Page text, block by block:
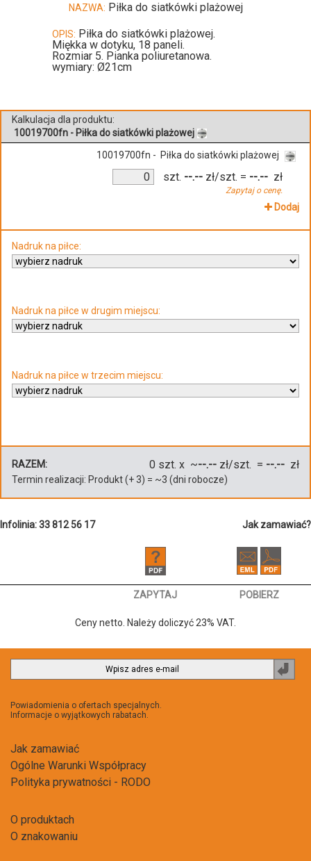
NAZWA: Piłka do siatkówki plażowej
OPIS: Piłka do siatkówki plażowej.
Miękka w dotyku, 18 paneli.
Rozmiar 5. Pianka poliuretanowa.
wymiary: Ø21cm
Kalkulacja dla produktu:
10019700fn - Piłka do siatkówki plażowej
10019700fn - Piłka do siatkówki plażowej
szt. --.-- zł/szt.
Zapytaj o cenę.
= --.-- zł
Dodaj
Nadruk na piłce:
Nadruk na piłce w drugim miejscu:
Nadruk na piłce w trzecim miejscu:
RAZEM: 0 szt. x ~--.-- zł/szt. = --.-- zł
Termin realizacji: Produkt(+3) = ~3 (dni robocze)
Infolinia: 33 812 56 17 Jak zamawiać?
ZAPYTAJ POBIERZ
Ceny netto. Należy doliczyć 23% VAT.
Powiadomienia o ofertach specjalnych.
Informacje o wyjątkowych rabatach.
Jak zamawiać
Ogólne Warunki Współpracy
Polityka prywatności - RODO
O produktach
O znakowaniu